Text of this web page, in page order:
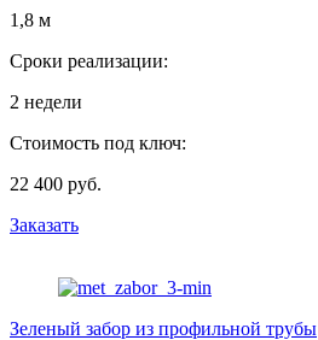
1,8 м
Сроки реализации:
2 недели
Стоимость под ключ:
22 400 руб.
Заказать
Зеленый забор из профильной трубы